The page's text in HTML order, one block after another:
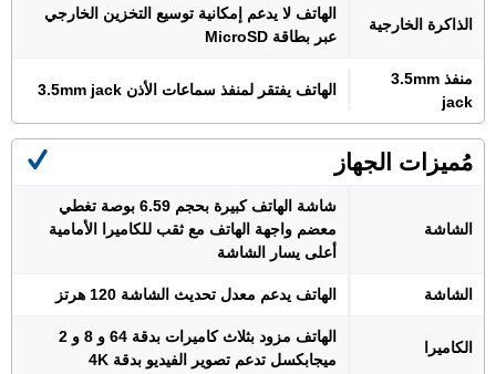
الذاكرة الخارجية
الهاتف لا يدعم إمكانية توسيع التخزين الخارجي
عبر بطاقة MicroSD
منفذ 3.5mm
jack
الهاتف يفتقر لمنفذ سماعات الأذن 3.5mm jack
مُميزات الجهاز
الشاشة
شاشة الهاتف كبيرة بحجم 6.59 بوصة تغطي
معضم واجهة الهاتف مع ثقب للكاميرا الأمامية
أعلى يسار الشاشة
الشاشة الهاتف يدعم معدل تحديث الشاشة 120 هرتز
الكاميرا
الهاتف مزود بثلاث كاميرات بدقة 64 و 8 و 2
ميجابكسل تدعم تصوير الفيديو بدقة 4K